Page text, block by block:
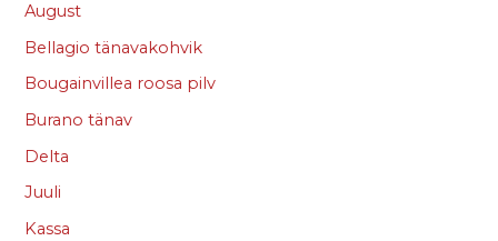
August
Bellagio tänavakohvik
Bougainvillea roosa pilv
Burano tänav
Delta
Juuli
Kassa